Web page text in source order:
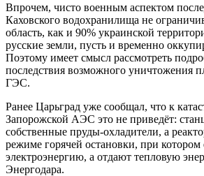
Впрочем, чисто военным аспектом
Каховского водохранилища не
область, как и 90% украинской
русские земли, пусть и временно
Поэтому имеет смысл рассмотреть
последствия возможного уничтожения
ГЭС.
Ранее Царьград уже сообщал, что к
Запорожской АЭС это не приведёт:
собственные пруды-охладители, а
режиме горячей остановки, при
электроэнергию, а отдают тепловую
Энергодара.